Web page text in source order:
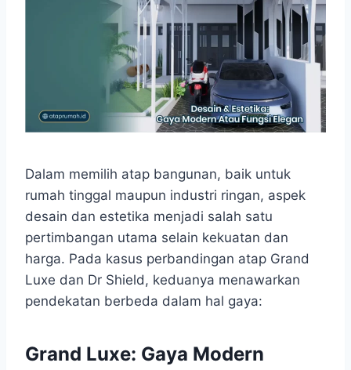
Dalam memilih atap bangunan, baik untuk
rumah tinggal maupun industri ringan, aspek
desain dan estetika menjadi salah satu
pertimbangan utama selain kekuatan dan
harga. Pada kasus perbandingan atap Grand
Luxe dan Dr Shield, keduanya menawarkan
pendekatan berbeda dalam hal gaya:
Grand Luxe: Gaya Modern